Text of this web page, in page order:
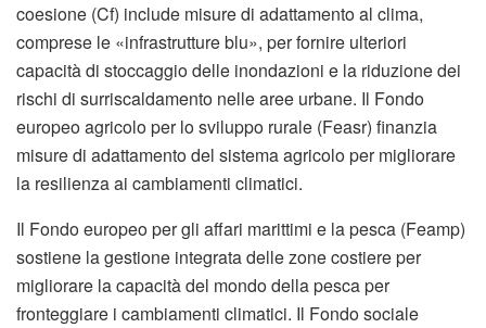
coesione (Cf) include misure di adattamento al clima,
comprese le «infrastrutture blu», per fornire ulteriori
capacità di stoccaggio delle inondazioni e la riduzione dei
rischi di surriscaldamento nelle aree urbane. Il Fondo
europeo agricolo per lo sviluppo rurale (Feasr) finanzia
misure di adattamento del sistema agricolo per migliorare
la resilienza ai cambiamenti climatici.
Il Fondo europeo per gli affari marittimi e la pesca (Feamp)
sostiene la gestione integrata delle zone costiere per
migliorare la capacità del mondo della pesca per
fronteggiare i cambiamenti climatici. Il Fondo sociale